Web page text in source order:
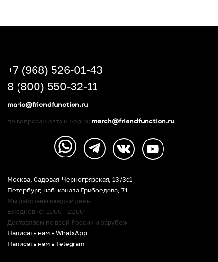
Москва, Садовая-Черногрязская, 13/3c1
Петербург, наб. канала Грибоедова, 71
Мы работаем каждый день
Ежедневно: 11:00 - 21:00
Доставляем по всей России и зарубеж
Написать нам в WhatsApp
Написать нам в Telegram
+7 (968) 526-01-43
8 (800) 550-32-11
mario@friendfunction.ru
по вопросам опта и мерча: merch@friendfunction.ru